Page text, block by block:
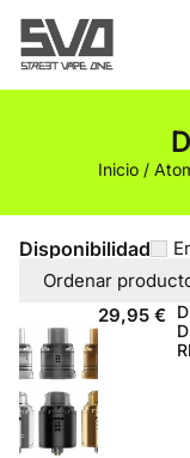
Inicio/
Disponibilidad
29,95 €